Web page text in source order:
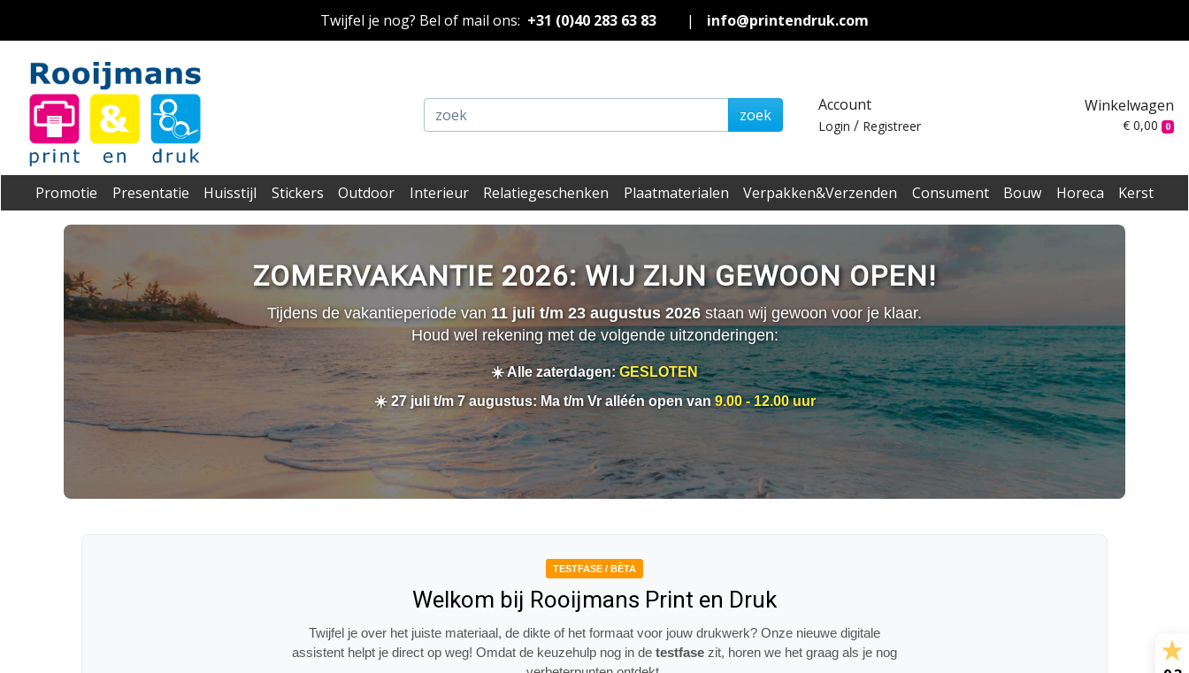
Twijfel je nog? Bel of mail ons: +31 (0)40 283 63 83 | info@printendruk.com
zoek
Account
Login / Registreer
Winkelwagen
€ 0,00 0
Promotie Presentatie Huisstijl Stickers Outdoor Interieur Relatiegeschenken Plaatmaterialen Verpakken&Verzenden Consument Bouw Horeca Kerst
ZOMERVAKANTIE 2026: WIJ ZIJN GEWOON OPEN!
Tijdens de vakantieperiode van 11 juli t/m 23 augustus 2026 staan wij gewoon voor je klaar.
Houd wel rekening met de volgende uitzonderingen:
☀️ Alle zaterdagen:GESLOTEN
☀️ 27 juli t/m 7 augustus: Ma t/m Vr alléén open van9.00 - 12.00 uur
TESTFASE / BÈTA
Welkom bij Rooijmans Print en Druk
Twijfel je over het juiste materiaal, de dikte of het formaat voor jouw drukwerk? Onze nieuwe digitale
assistent helpt je direct op weg! Omdat de keuzehulp nog in de testfase zit, horen we het graag als je nog